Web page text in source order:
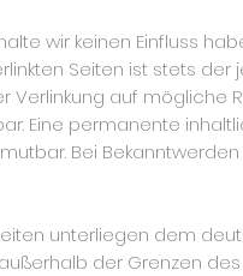
wir keinen Einfluss
Seiten ist stets
Verlinkung auf mögliche
Eine permanente
Bei
unterliegen dem
der Grenzen